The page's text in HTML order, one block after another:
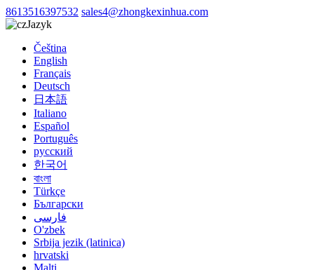
8613516397532 sales4@zhongkexinhua.com
Jazyk
Čeština
English
Français
Deutsch
日本語
Italiano
Español
Português
русский
한국어
বাংলা
Türkçe
Български
فارسی
O'zbek
Srbija jezik (latinica)
hrvatski
Malti